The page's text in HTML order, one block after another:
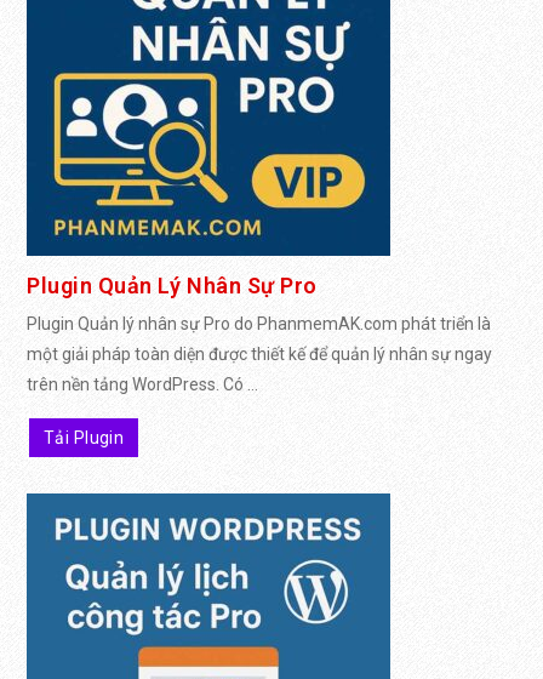
Plugin Quản Lý Nhân Sự Pro
Plugin Quản lý nhân sự Pro do PhanmemAK.com phát triển là
một giải pháp toàn diện được thiết kế để quản lý nhân sự ngay
trên nền tảng WordPress. Có ...
Tải Plugin